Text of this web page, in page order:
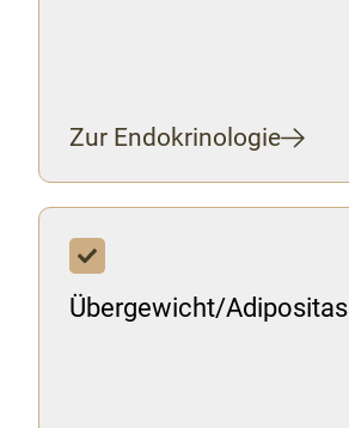
Zur Endokrinologie
Übergewicht/Adipositas